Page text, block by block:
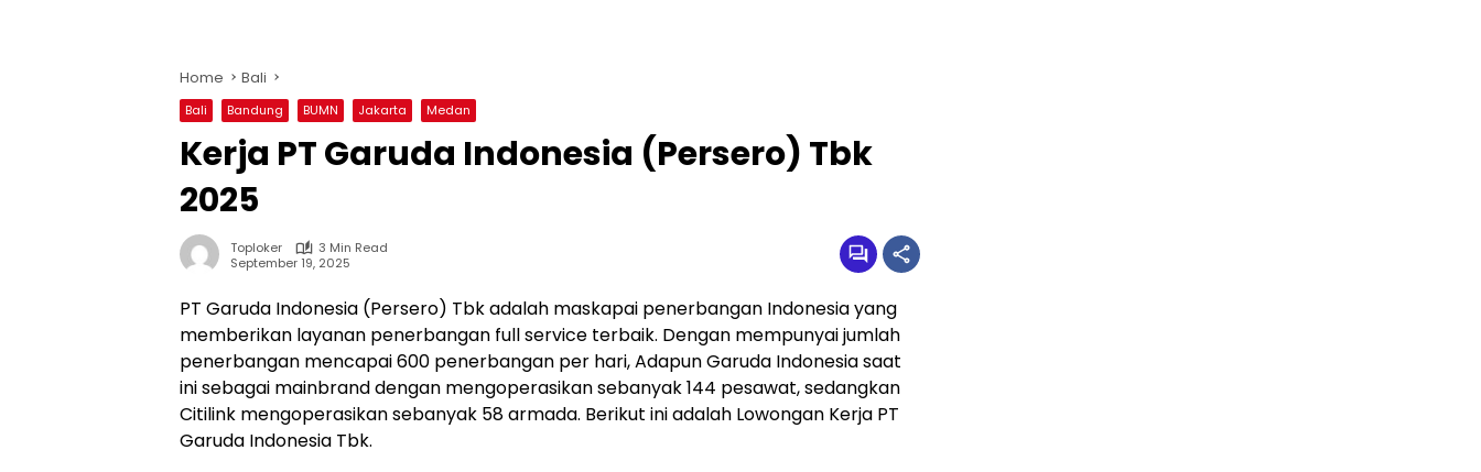
Home Bali
Bali Bandung BUMN Jakarta Medan
Kerja PT Garuda Indonesia (Persero) Tbk
2025
Toploker
3 Min Read
September 19, 2025
PT Garuda Indonesia (Persero) Tbk adalah maskapai penerbangan Indonesia yang
memberikan layanan penerbangan full service terbaik. Dengan mempunyai jumlah
penerbangan mencapai 600 penerbangan per hari, Adapun Garuda Indonesia saat
ini sebagai mainbrand dengan mengoperasikan sebanyak 144 pesawat, sedangkan
Citilink mengoperasikan sebanyak 58 armada. Berikut ini adalah Lowongan Kerja PT
Garuda Indonesia Tbk.